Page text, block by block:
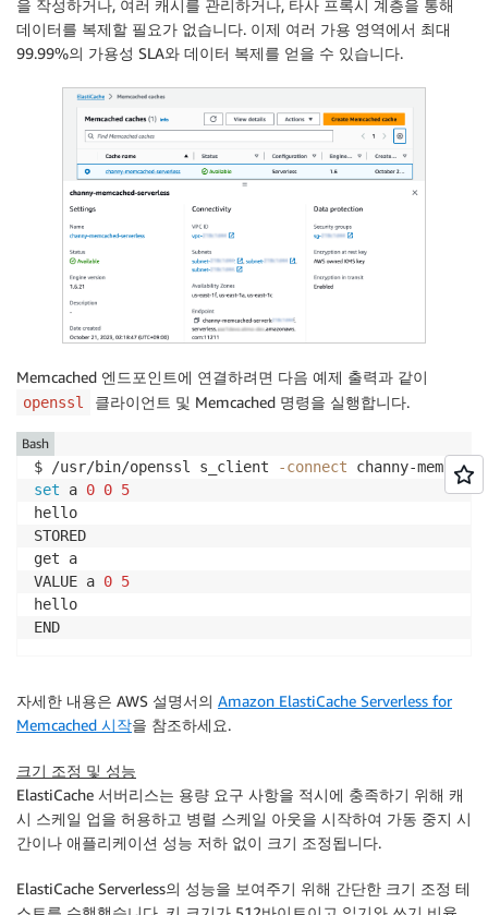
을 작성하거나, 여러 캐시를 관리하거나, 타사 프록시 계층을 통해
데이터를 복제할 필요가 없습니다. 이제 여러 가용 영역에서 최대
99.99%의 가용성 SLA와 데이터 복제를 얻을 수 있습니다.
Memcached 엔드포인트에 연결하려면 다음 예제 출력과 같이
openssl 클라이언트 및 Memcached 명령을 실행합니다.
$ /usr/bin/openssl s_client -connect channy-
set a 0 0 5
hello
STORED
get a
VALUE a 0 5
hello
END
Bash
자세한 내용은 AWS 설명서의 Amazon ElastiCache Serverless for
Memcached 시작을 참조하세요.
크기 조정 및 성능
ElastiCache 서버리스는 용량 요구 사항을 적시에 충족하기 위해 캐
시 스케일 업을 허용하고 병렬 스케일 아웃을 시작하여 가동 중지 시
간이나 애플리케이션 성능 저하 없이 크기 조정됩니다.
ElastiCache Serverless의 성능을 보여주기 위해 간단한 크기 조정 테